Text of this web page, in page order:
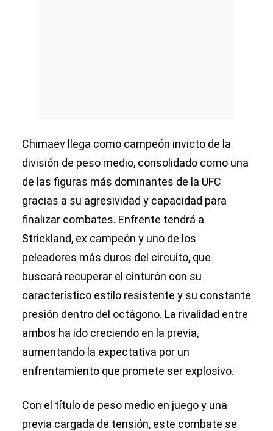
Chimaev llega como campeón invicto de la
división de peso medio, consolidado como una
de las figuras más dominantes de la UFC
gracias a su agresividad y capacidad para
finalizar combates. Enfrente tendrá a
Strickland, ex campeón y uno de los
peleadores más duros del circuito, que
buscará recuperar el cinturón con su
característico estilo resistente y su constante
presión dentro del octágono. La rivalidad entre
ambos ha ido creciendo en la previa,
aumentando la expectativa por un
enfrentamiento que promete ser explosivo.
Con el título de peso medio en juego y una
previa cargada de tensión, este combate se